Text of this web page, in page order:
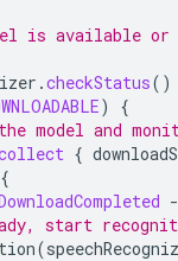
is available or
.checkStatus()
)
{
model and
{
{
-
start
(